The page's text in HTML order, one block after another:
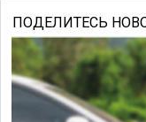
ПОДЕЛИТЕСЬ